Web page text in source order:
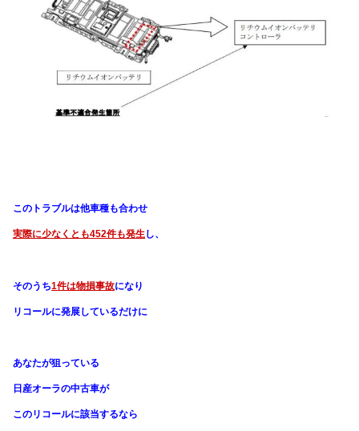
このトラブルは他車種も合わせ
実際に少なくとも452件も発生し、
そのうち1件は物損事故になり
リコールに発展しているだけに
あなたが狙っている
日産オーラの中古車が
このリコールに該当するなら